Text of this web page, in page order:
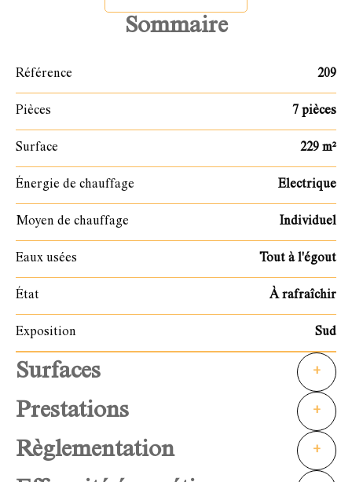
Sommaire
Référence 209
Pièces 7 pièces
Surface 229 m²
Énergie de chauffage Electrique
Moyen de chauffage Individuel
Eaux usées Tout à l'égout
État À rafraîchir
Exposition Sud
Surfaces +
Prestations +
Règlementation +